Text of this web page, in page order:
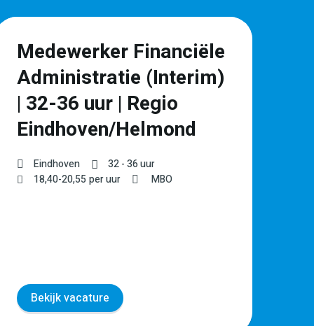
Medewerker Financiële
Administratie (Interim)
| 32-36 uur | Regio
Eindhoven/Helmond
Eindhoven
32 - 36 uur
18,40-20,55per uur MBO
Bekijk vacature